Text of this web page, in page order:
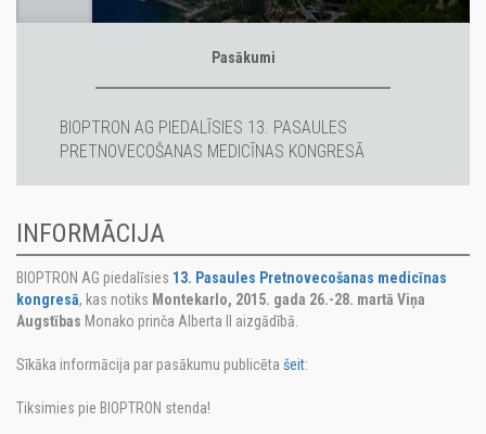
Pasākumi
BIOPTRON AG PIEDALĪSIES 13. PASAULES
PRETNOVECOŠANAS MEDICĪNAS KONGRESĀ
INFORMĀCIJA
BIOPTRON AG piedalīsies 13. Pasaules Pretnovecošanas medicīnas
kongresā, kas notiks Montekarlo, 2015. gada 26.-28. martā Viņa
Augstības Monako prinča Alberta II aizgādībā.
Sīkāka informācija par pasākumu publicēta šeit:
Tiksimies pie BIOPTRON stenda!